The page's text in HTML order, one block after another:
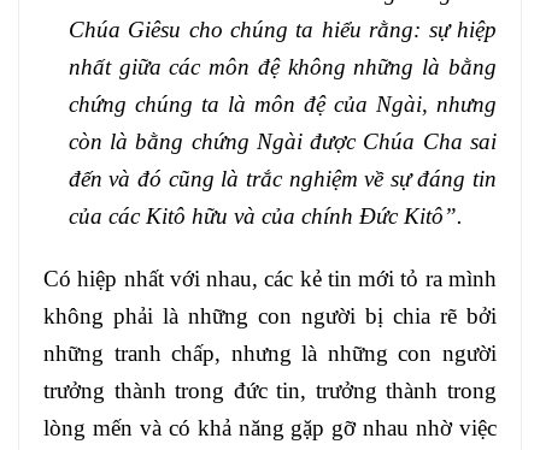
Chúa Giêsu cho chúng ta hiểu rằng: sự hiệp
nhất giữa các môn đệ không những là bằng
chứng chúng ta là môn đệ của Ngài, nhưng
còn là bằng chứng Ngài được Chúa Cha sai
đến và đó cũng là trắc nghiệm về sự đáng tin
của các Kitô hữu và của chính Đức Kitô”.
Có hiệp nhất với nhau, các kẻ tin mới tỏ ra mình
không phải là những con người bị chia rẽ bởi
những tranh chấp, nhưng là những con người
trưởng thành trong đức tin, trưởng thành trong
lòng mến và có khả năng gặp gỡ nhau nhờ việc